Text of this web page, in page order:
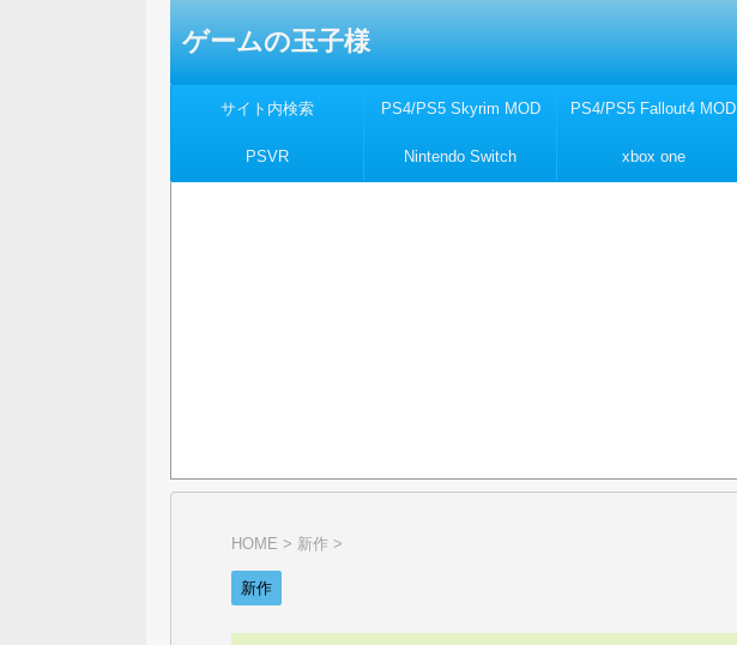
ゲームの玉子様
サイト内検索 PS4/PS5 Skyrim MOD PS4/PS5 Fallout4 MOD
PSVR Nintendo Switch xbox one
HOME > 新作 >
新作